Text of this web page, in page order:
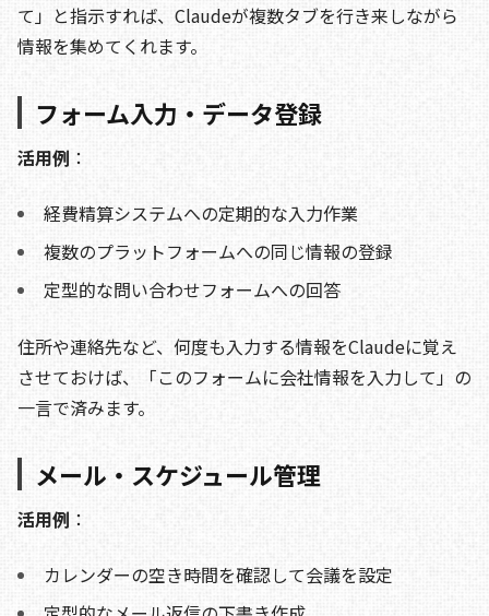
て」と指示すれば、Claudeが複数タブを行き来しながら
情報を集めてくれます。
フォーム入力・データ登録
活用例 ：
経費精算システムへの定期的な入力作業
複数のプラットフォームへの同じ情報の登録
定型的な問い合わせフォームへの回答
住所や連絡先など、何度も入力する情報をClaudeに覚え
させておけば、「このフォームに会社情報を入力して」の
一言で済みます。
メール・スケジュール管理
活用例 ：
カレンダーの空き時間を確認して会議を設定